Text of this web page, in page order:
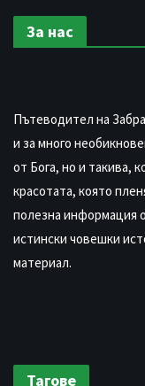
За нас
Пътеводител на
и за много
от Бога, но и такива,
красотата, която
полезна информация
истински човешки
материал.
Тагове